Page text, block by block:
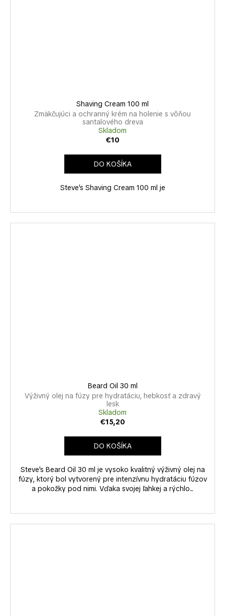
Shaving Cream 100 ml
Zmäkčujúci a ochranný krém na holenie s vôňou
santalového dreva
Skladom
€10
DO KOŠÍKA
Steve's Shaving Cream 100 ml je
Beard Oil 30 ml
Výživný olej na fúzy pre hydratáciu, hebkosť a zdravý
lesk
Skladom
€15,20
DO KOŠÍKA
Steve's Beard Oil 30 ml je vysoko kvalitný výživný olej na
fúzy, ktorý bol vytvorený pre intenzívnu hydratáciu fúzov
a pokožky pod nimi. Vďaka svojej ľahkej a rýchlo...